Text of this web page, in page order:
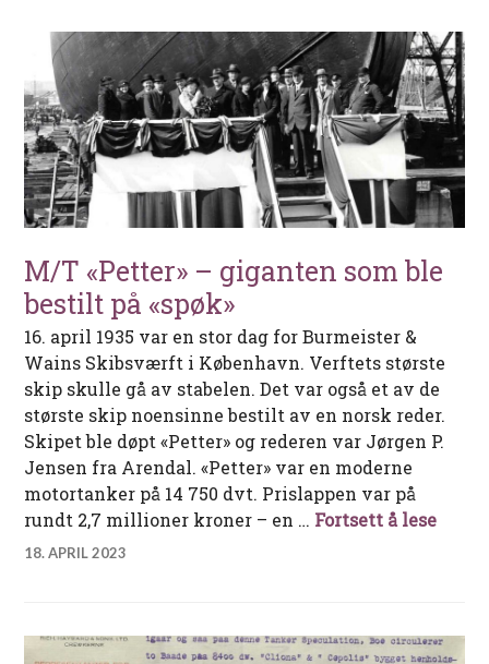
M/T «Petter» – giganten som ble
bestilt på «spøk»
16. april 1935 var en stor dag for Burmeister &
Wains Skibsværft i København. Verftets største
skip skulle gå av stabelen. Det var også et av de
største skip noensinne bestilt av en norsk reder.
Skipet ble døpt «Petter» og rederen var Jørgen P.
Jensen fra Arendal. «Petter» var en moderne
motortanker på 14 750 dvt. Prislappen var på
rundt 2,7 millioner kroner – en … Fortsett å leseM/T
18. APRIL 2023